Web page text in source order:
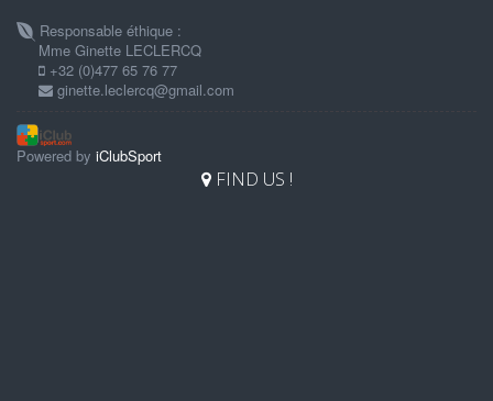
Responsable éthique :
Mme Ginette LECLERCQ
+32 (0)477 65 76 77
ginette.leclercq@gmail.com
Powered by iClubSport
FIND US !